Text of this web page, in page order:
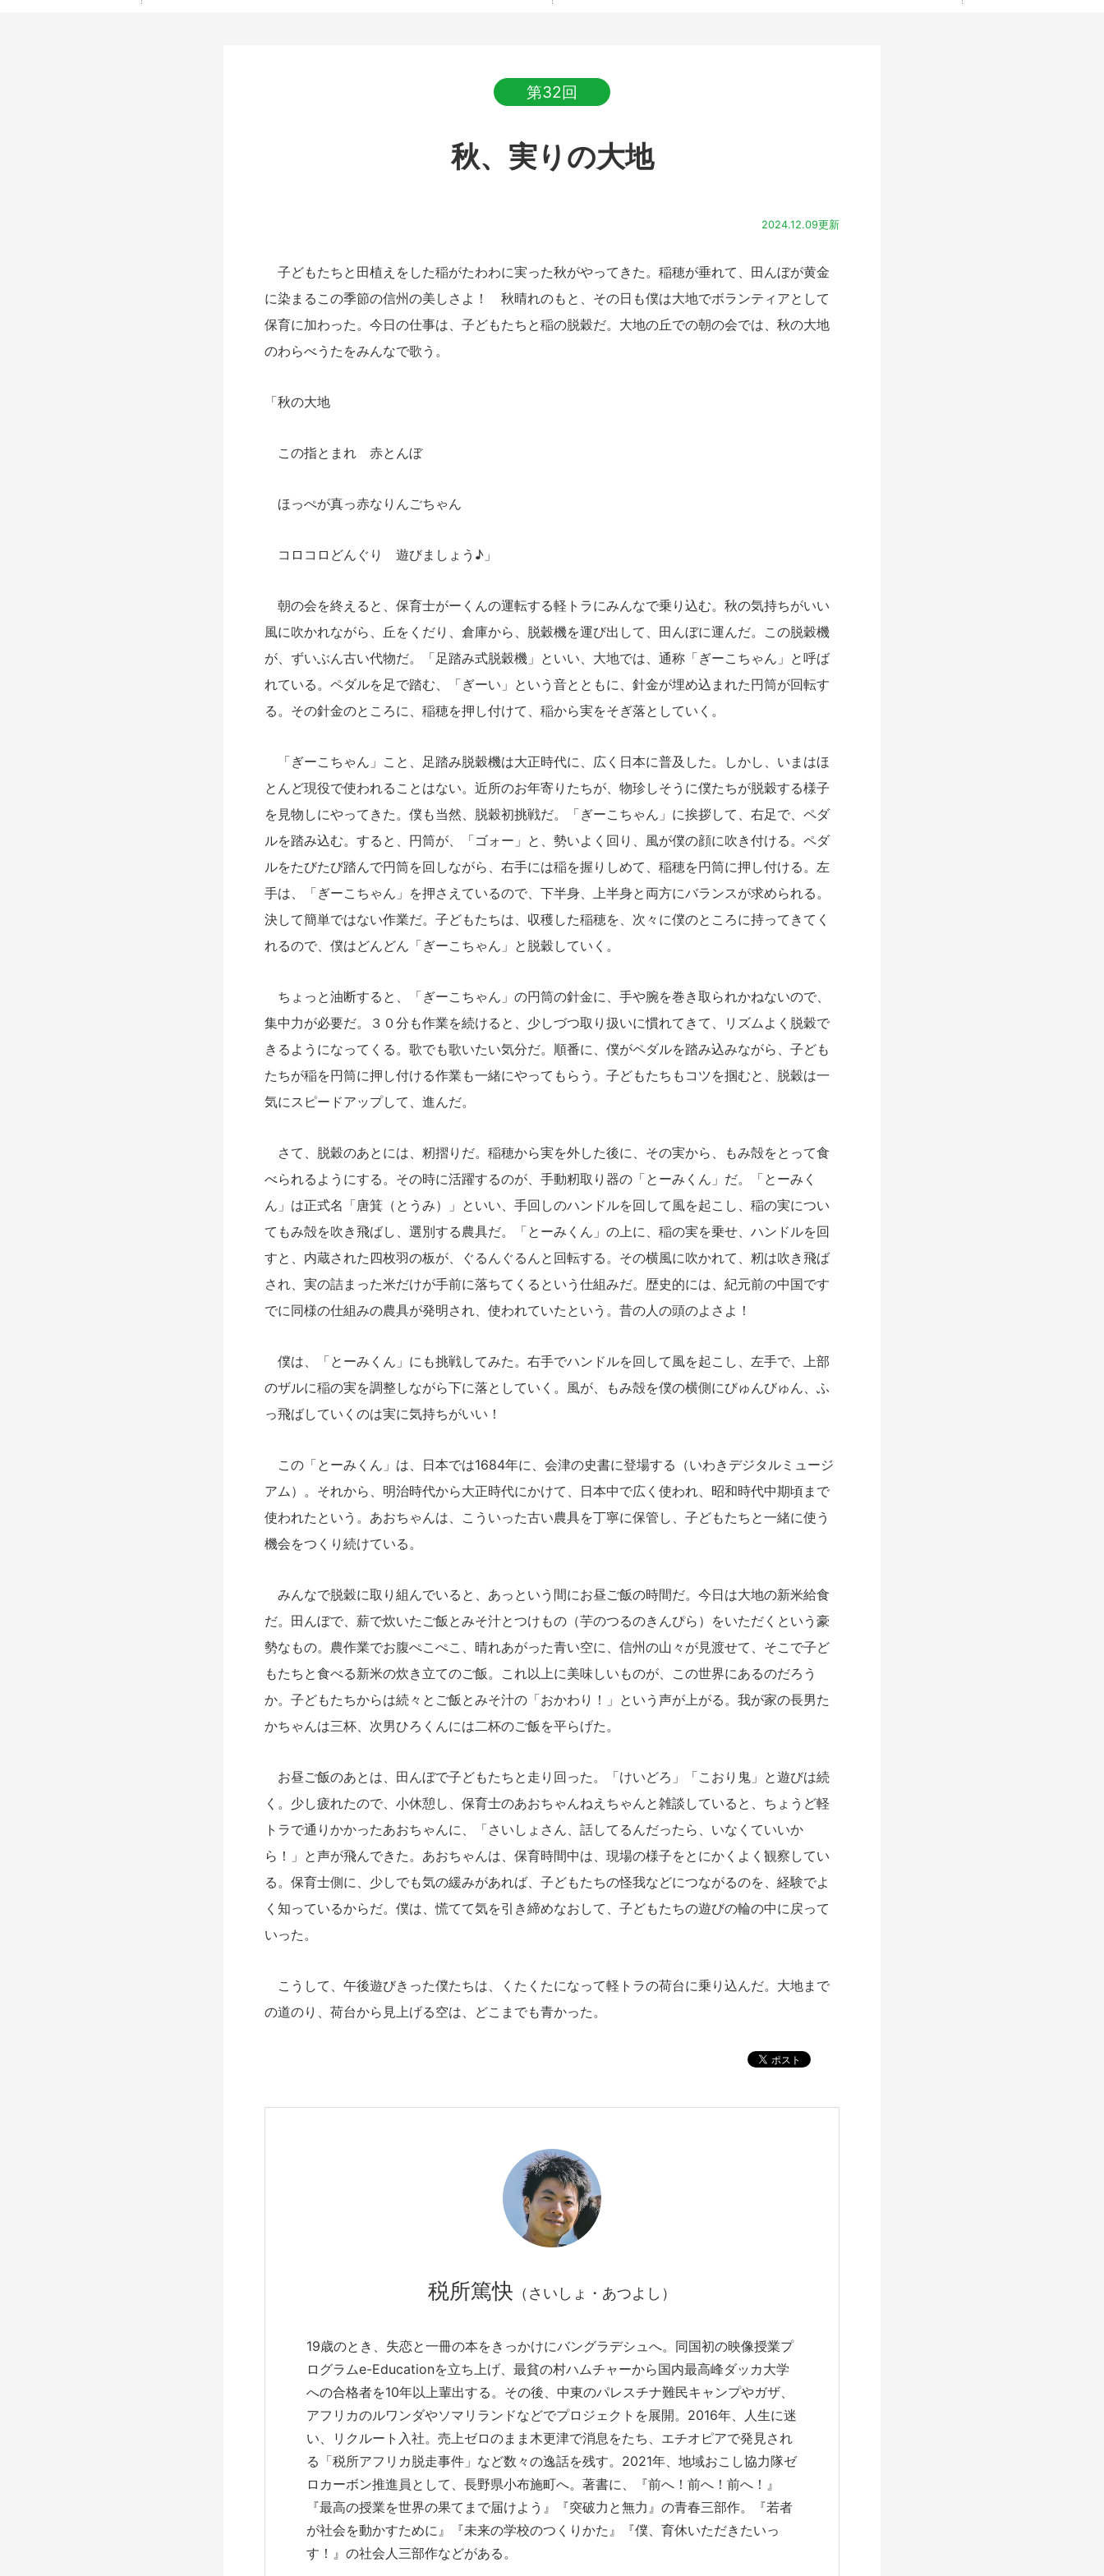
第32回
秋、実りの大地
2024.12.09更新
子どもたちと田植えをした稲がたわわに実った秋がやってきた。稲穂が垂れて、田んぼが黄金
に染まるこの季節の信州の美しさよ！ 秋晴れのもと、その日も僕は大地でボランティアとして
保育に加わった。今日の仕事は、子どもたちと稲の脱穀だ。大地の丘での朝の会では、秋の大地
のわらべうたをみんなで歌う。
「秋の大地
この指とまれ 赤とんぼ
ほっぺが真っ赤なりんごちゃん
コロコロどんぐり 遊びましょう♪」
朝の会を終えると、保育士がーくんの運転する軽トラにみんなで乗り込む。秋の気持ちがいい
風に吹かれながら、丘をくだり、倉庫から、脱穀機を運び出して、田んぼに運んだ。この脱穀機
が、ずいぶん古い代物だ。「足踏み式脱穀機」といい、大地では、通称「ぎーこちゃん」と呼ば
れている。ペダルを足で踏む、「ぎーい」という音とともに、針金が埋め込まれた円筒が回転す
る。その針金のところに、稲穂を押し付けて、稲から実をそぎ落としていく。
「ぎーこちゃん」こと、足踏み脱穀機は大正時代に、広く日本に普及した。しかし、いまはほ
とんど現役で使われることはない。近所のお年寄りたちが、物珍しそうに僕たちが脱穀する様子
を見物しにやってきた。僕も当然、脱穀初挑戦だ。「ぎーこちゃん」に挨拶して、右足で、ペダ
ルを踏み込む。すると、円筒が、「ゴォー」と、勢いよく回り、風が僕の顔に吹き付ける。ペダ
ルをたびたび踏んで円筒を回しながら、右手には稲を握りしめて、稲穂を円筒に押し付ける。左
手は、「ぎーこちゃん」を押さえているので、下半身、上半身と両方にバランスが求められる。
決して簡単ではない作業だ。子どもたちは、収穫した稲穂を、次々に僕のところに持ってきてく
れるので、僕はどんどん「ぎーこちゃん」と脱穀していく。
ちょっと油断すると、「ぎーこちゃん」の円筒の針金に、手や腕を巻き取られかねないので、
集中力が必要だ。３０分も作業を続けると、少しづつ取り扱いに慣れてきて、リズムよく脱穀で
きるようになってくる。歌でも歌いたい気分だ。順番に、僕がペダルを踏み込みながら、子ども
たちが稲を円筒に押し付ける作業も一緒にやってもらう。子どもたちもコツを掴むと、脱穀は一
気にスピードアップして、進んだ。
さて、脱穀のあとには、籾摺りだ。稲穂から実を外した後に、その実から、もみ殻をとって食
べられるようにする。その時に活躍するのが、手動籾取り器の「とーみくん」だ。「とーみく
ん」は正式名「唐箕（とうみ）」といい、手回しのハンドルを回して風を起こし、稲の実につい
てもみ殻を吹き飛ばし、選別する農具だ。「とーみくん」の上に、稲の実を乗せ、ハンドルを回
すと、内蔵された四枚羽の板が、ぐるんぐるんと回転する。その横風に吹かれて、籾は吹き飛ば
され、実の詰まった米だけが手前に落ちてくるという仕組みだ。歴史的には、紀元前の中国です
でに同様の仕組みの農具が発明され、使われていたという。昔の人の頭のよさよ！
僕は、「とーみくん」にも挑戦してみた。右手でハンドルを回して風を起こし、左手で、上部
のザルに稲の実を調整しながら下に落としていく。風が、もみ殻を僕の横側にびゅんびゅん、ふ
っ飛ばしていくのは実に気持ちがいい！
この「とーみくん」は、日本では1684年に、会津の史書に登場する（いわきデジタルミュージ
アム）。それから、明治時代から大正時代にかけて、日本中で広く使われ、昭和時代中期頃まで
使われたという。あおちゃんは、こういった古い農具を丁寧に保管し、子どもたちと一緒に使う
機会をつくり続けている。
みんなで脱穀に取り組んでいると、あっという間にお昼ご飯の時間だ。今日は大地の新米給食
だ。田んぼで、薪で炊いたご飯とみそ汁とつけもの（芋のつるのきんぴら）をいただくという豪
勢なもの。農作業でお腹ぺこぺこ、晴れあがった青い空に、信州の山々が見渡せて、そこで子ど
もたちと食べる新米の炊き立てのご飯。これ以上に美味しいものが、この世界にあるのだろう
か。子どもたちからは続々とご飯とみそ汁の「おかわり！」という声が上がる。我が家の長男た
かちゃんは三杯、次男ひろくんには二杯のご飯を平らげた。
お昼ご飯のあとは、田んぼで子どもたちと走り回った。「けいどろ」「こおり鬼」と遊びは続
く。少し疲れたので、小休憩し、保育士のあおちゃんねえちゃんと雑談していると、ちょうど軽
トラで通りかかったあおちゃんに、「さいしょさん、話してるんだったら、いなくていいか
ら！」と声が飛んできた。あおちゃんは、保育時間中は、現場の様子をとにかくよく観察してい
る。保育士側に、少しでも気の緩みがあれば、子どもたちの怪我などにつながるのを、経験でよ
く知っているからだ。僕は、慌てて気を引き締めなおして、子どもたちの遊びの輪の中に戻って
いった。
こうして、午後遊びきった僕たちは、くたくたになって軽トラの荷台に乗り込んだ。大地まで
の道のり、荷台から見上げる空は、どこまでも青かった。
税所篤快 （さいしょ・あつよし）
19歳のとき、失恋と一冊の本をきっかけにバングラデシュへ。同国初の映像授業プ
ログラムe-Educationを立ち上げ、最貧の村ハムチャーから国内最高峰ダッカ大学
への合格者を10年以上輩出する。その後、中東のパレスチナ難民キャンプやガザ、
アフリカのルワンダやソマリランドなどでプロジェクトを展開。2016年、人生に迷
い、リクルート入社。売上ゼロのまま木更津で消息をたち、エチオピアで発見され
る「税所アフリカ脱走事件」など数々の逸話を残す。2021年、地域おこし協力隊ゼ
ロカーボン推進員として、長野県小布施町へ。著書に、『前へ！前へ！前へ！』
『最高の授業を世界の果てまで届けよう』『突破力と無力』の青春三部作。『若者
が社会を動かすために』『未来の学校のつくりかた』『僕、育休いただきたいっ
す！』の社会人三部作などがある。